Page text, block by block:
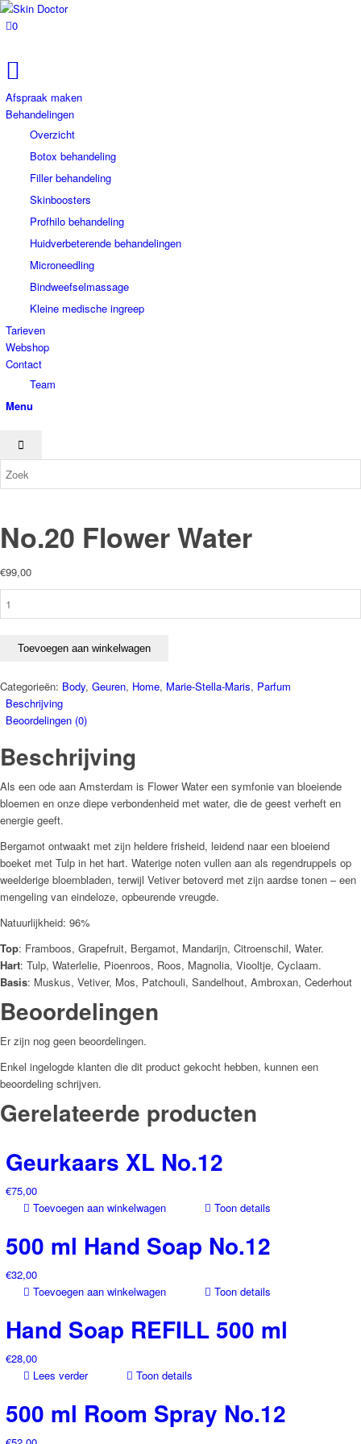
0
Afspraak maken
Behandelingen
Overzicht
Botox behandeling
Filler behandeling
Skinboosters
Profhilo behandeling
Huidverbeterende behandelingen
Microneedling
Bindweefselmassage
Kleine medische ingreep
Tarieven
Webshop
Contact
Team
Menu
No.20 Flower Water
€99,00
aantalToevoegen aan winkelwagen
Categorieën: Body, Geuren, Home, Marie-Stella-Maris, Parfum
Beschrijving
Beoordelingen (0)
Beschrijving
Als een ode aan Amsterdam is Flower Water een symfonie van bloeiende
bloemen en onze diepe verbondenheid met water, die de geest verheft en
energie geeft.
Bergamot ontwaakt met zijn heldere frisheid, leidend naar een bloeiend
boeket met Tulp in het hart. Waterige noten vullen aan als regendruppels op
weelderige bloembladen, terwijl Vetiver betoverd met zijn aardse tonen – een
mengeling van eindeloze, opbeurende vreugde.
Natuurlijkheid: 96%
Top: Framboos, Grapefruit, Bergamot, Mandarijn, Citroenschil, Water.
Hart: Tulp, Waterlelie, Pioenroos, Roos, Magnolia, Viooltje, Cyclaam.
Basis: Muskus, Vetiver, Mos, Patchouli, Sandelhout, Ambroxan, Cederhout
Beoordelingen
Er zijn nog geen beoordelingen.
Enkel ingelogde klanten die dit product gekocht hebben, kunnen een
beoordeling schrijven.
Gerelateerde producten
Geurkaars XL No.12
€75,00
Toevoegen aan winkelwagen
Toon details
500 ml Hand Soap No.12
€32,00
Toevoegen aan winkelwagen
Toon details
Hand Soap REFILL 500 ml
€28,00
Lees verder
Toon details
500 ml Room Spray No.12